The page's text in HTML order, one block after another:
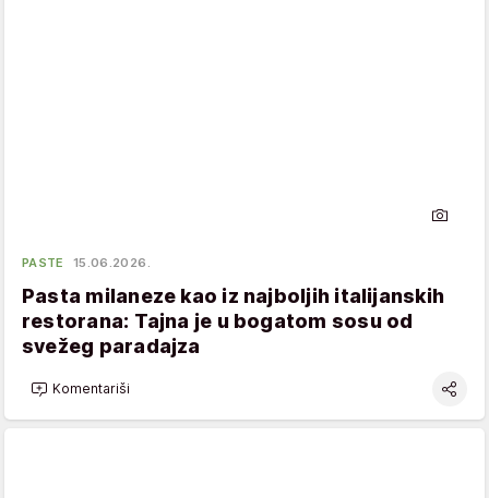
PASTE 15.06.2026.
Pasta milaneze kao iz najboljih italijanskih
restorana: Tajna je u bogatom sosu od
svežeg paradajza
Komentariši